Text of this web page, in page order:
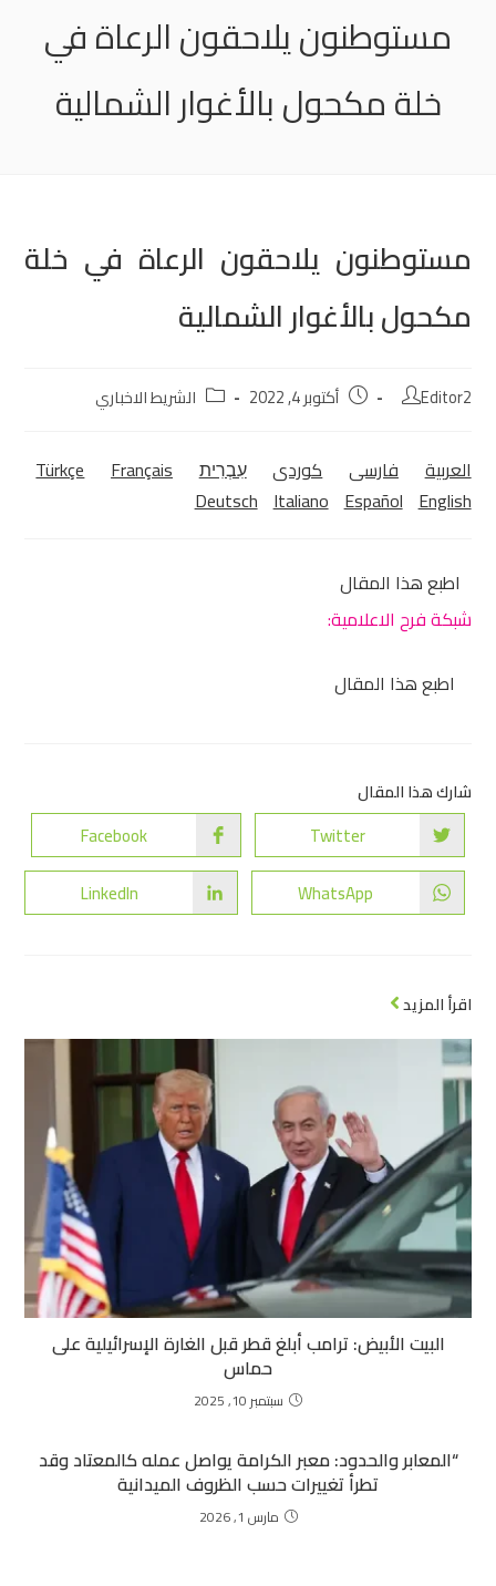
مستوطنون يلاحقون الرعاة في
خلة مكحول بالأغوار الشمالية
مستوطنون يلاحقون الرعاة في خلة
مكحول بالأغوار الشمالية
Editor2 أكتوبر 4, 2022 الشريط الاخباري
العربية فارسی كوردی‎ עִבְרִית Türkçe
Français
Deutsch Italiano Español English
اطبع هذا المقال
شبكة فرح الاعلامية:
اطبع هذا المقال
شارك هذا المقال
Twitter
Facebook
WhatsApp
LinkedIn
اقرأ المزيد
البيت الأبيض: ترامب أبلغ قطر قبل الغارة الإسرائيلية على
حماس
سبتمبر 10, 2025
“المعابر والحدود: معبر الكرامة يواصل عمله كالمعتاد وقد
تطرأ تغييرات حسب الظروف الميدانية
مارس 1, 2026